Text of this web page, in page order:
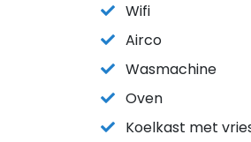
Wifi
Airco
Wasmachine
Oven
Koelkast met